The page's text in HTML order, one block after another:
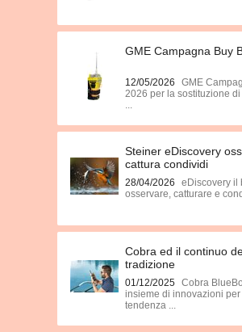
GME Campagna Buy
12/05/2026
GME
2026 per la sostituzione di
...
Steiner eDiscovery
cattura condividi
28/04/2026
eDiscovery il
osservare, catturare e
Cobra ed il continuo
tradizione
01/12/2025 Cobra
insieme di innovazioni
tendenza ...